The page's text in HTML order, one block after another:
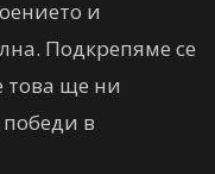
и
Подкрепяме се
това ще ни
в